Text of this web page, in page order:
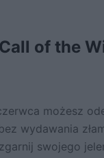
of the
możesz
wydawania
swojego